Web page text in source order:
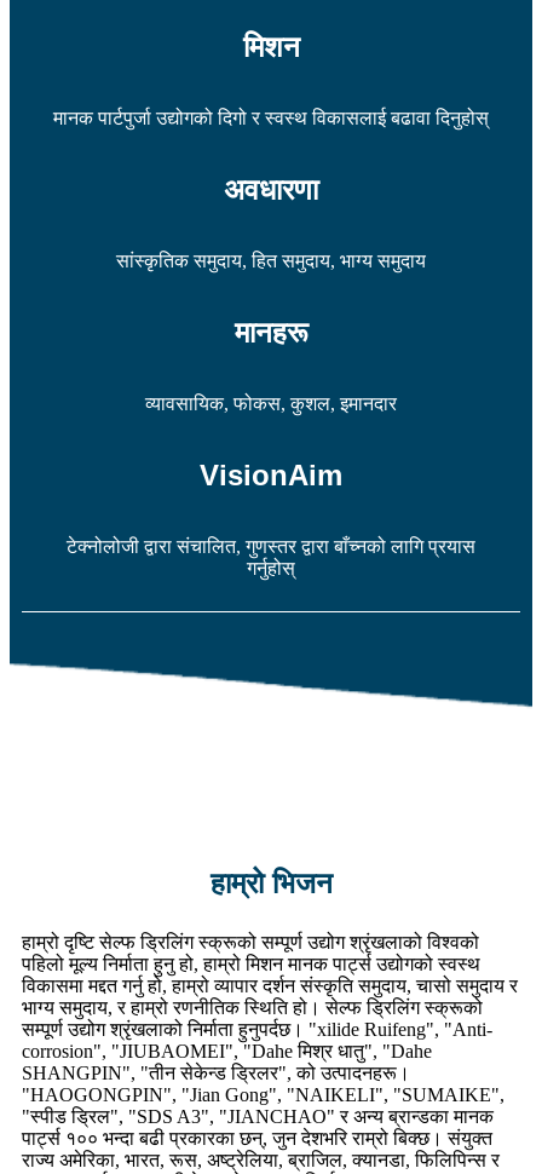
मिशन
मानक पार्टपुर्जा उद्योगको दिगो र स्वस्थ विकासलाई बढावा दिनुहोस्
अवधारणा
सांस्कृतिक समुदाय, हित समुदाय, भाग्य समुदाय
मानहरू
व्यावसायिक, फोकस, कुशल, इमानदार
VisionAim
टेक्नोलोजी द्वारा संचालित, गुणस्तर द्वारा बाँच्नको लागि प्रयास
गर्नुहोस्
हाम्रो भिजन
हाम्रो दृष्टि सेल्फ ड्रिलिंग स्क्रूको सम्पूर्ण उद्योग श्रृंखलाको विश्वको
पहिलो मूल्य निर्माता हुनु हो, हाम्रो मिशन मानक पार्ट्स उद्योगको स्वस्थ
विकासमा मद्दत गर्नु हो, हाम्रो व्यापार दर्शन संस्कृति समुदाय, चासो समुदाय र
भाग्य समुदाय, र हाम्रो रणनीतिक स्थिति हो। सेल्फ ड्रिलिंग स्क्रूको
सम्पूर्ण उद्योग श्रृंखलाको निर्माता हुनुपर्दछ। "xilide Ruifeng", "Anti-
corrosion", "JIUBAOMEI", "Dahe मिश्र धातु", "Dahe
SHANGPIN", "तीन सेकेन्ड ड्रिलर", को उत्पादनहरू।
"HAOGONGPIN", "Jian Gong", "NAIKELI", "SUMAIKE",
"स्पीड ड्रिल", "SDS A3", "JIANCHAO" र अन्य ब्रान्डका मानक
पार्ट्स १०० भन्दा बढी प्रकारका छन्, जुन देशभरि राम्रो बिक्छ। संयुक्त
राज्य अमेरिका, भारत, रूस, अष्ट्रेलिया, ब्राजिल, क्यानडा, फिलिपिन्स र